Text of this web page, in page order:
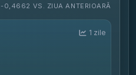
-0,4662 VS. ZIUA ANTERIOARĂ
1 zile